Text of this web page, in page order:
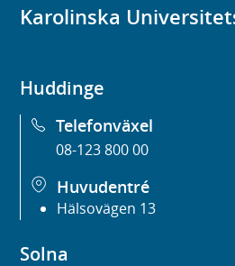
Karolinska
Huddinge
Telefonväxel
08-123 800 00
Huvudentré
Hälsovägen 13
Solna